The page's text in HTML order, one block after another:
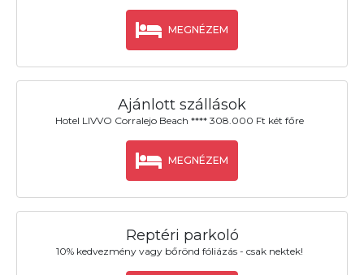
MEGNÉZEM
Ajánlott szállások
Hotel LIVVO Corralejo Beach **** 308.000 Ft két főre
MEGNÉZEM
Reptéri parkoló
10% kedvezmény vagy bőrönd fóliázás - csak nektek!